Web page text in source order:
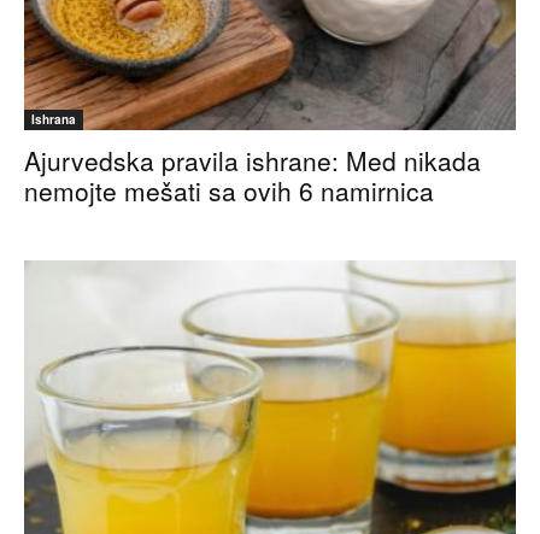
Ishrana
Ajurvedska pravila ishrane: Med nikada
nemojte mešati sa ovih 6 namirnica